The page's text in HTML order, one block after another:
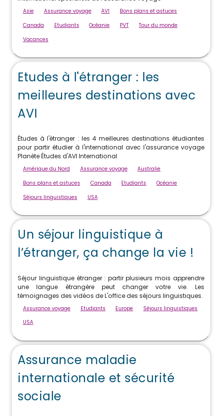
Asie Assurance voyage AVI
Bons plans et astuces
Canada
Etudiants Océanie PVT
Tour du monde
Vacances
Etudes à l'étranger : les
meilleures destinations avec
AVI
Études à l'étranger : les 4 meilleures destinations étudiantes
pour partir étudier à l'international avec l'assurance voyage
Planète Études d'AVI International
Amérique du Nord Assurance voyage
Australie
Bons plans et astuces
Canada Etudiants
Océanie
Séjours linguistiques
USA
Un séjour linguistique à
l’étranger, ça change la vie !
Séjour linguistique étranger : partir plusieurs mois apprendre
une langue étrangère peut changer votre vie. Les
témoignages des vidéos de L'office des séjours linguistiques.
Assurance voyage Etudiants Europe
Séjours linguistiques
USA
Assurance maladie
internationale et sécurité
sociale